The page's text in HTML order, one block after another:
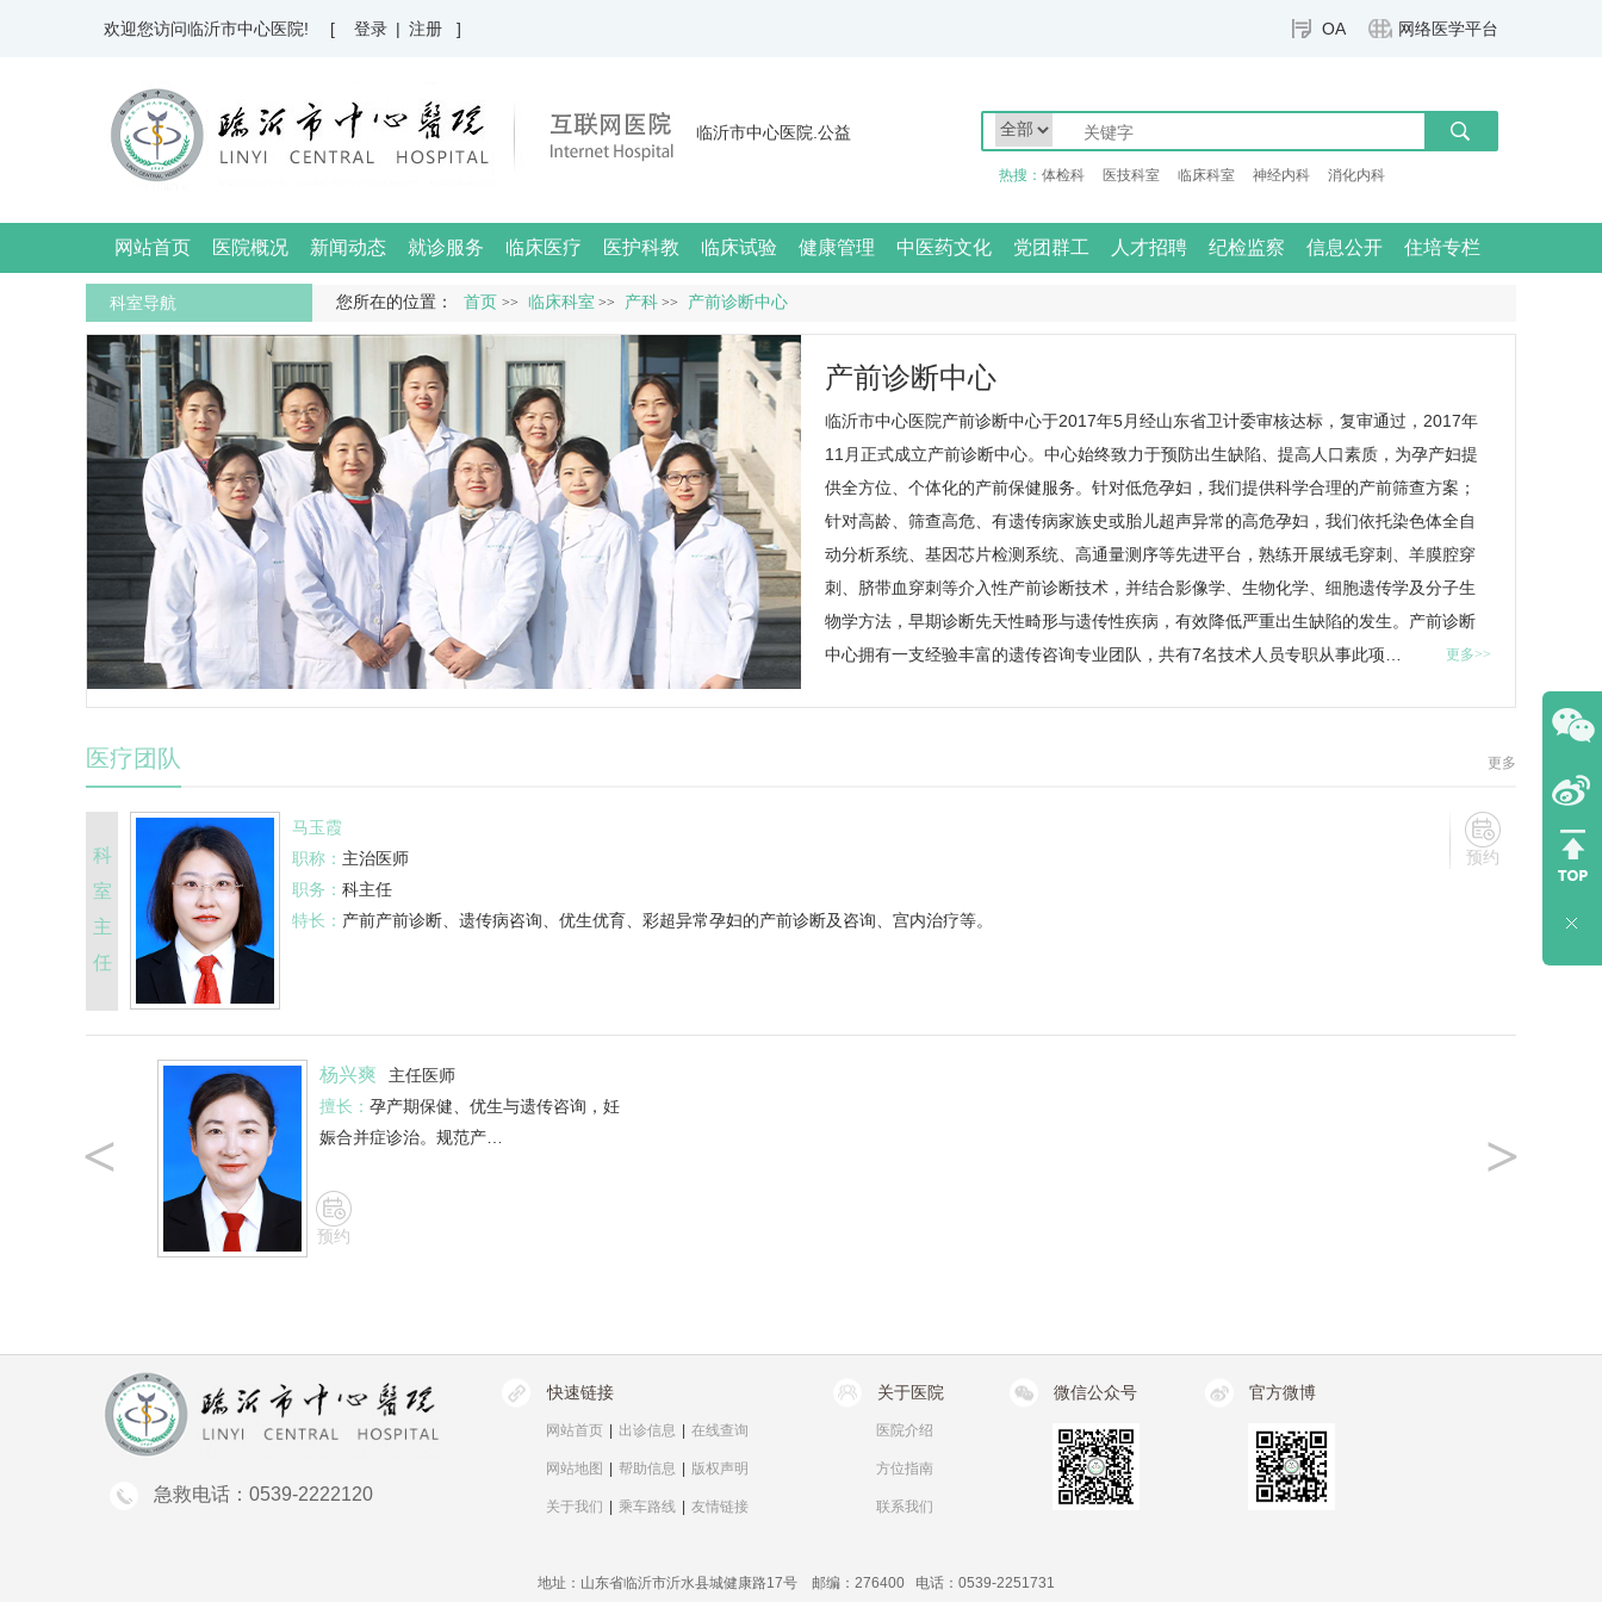
OA 网络医学平台
欢迎您访问临沂市中心医院! [ 登录 | 注册 ]
临沂市中心医院.公益
热搜： 体检科 医技科室 临床科室 神经内科 消化内科
网站首页 医院概况 新闻动态 就诊服务 临床医疗 医护科教 临床试验 健康管理 中医药文化 党团群工 人才招聘 纪检监察 信息公开 住培专栏
您所在的位置： 首页 >> 临床科室 >> 产科 >> 产前诊断中心
科室导航
产前诊断中心
临沂市中心医院产前诊断中心于2017年5月经山东省卫计委审核达标，复审通过，2017年
11月正式成立产前诊断中心。中心始终致力于预防出生缺陷、提高人口素质，为孕产妇提
供全方位、个体化的产前保健服务。针对低危孕妇，我们提供科学合理的产前筛查方案；
针对高龄、筛查高危、有遗传病家族史或胎儿超声异常的高危孕妇，我们依托染色体全自
动分析系统、基因芯片检测系统、高通量测序等先进平台，熟练开展绒毛穿刺、羊膜腔穿
刺、脐带血穿刺等介入性产前诊断技术，并结合影像学、生物化学、细胞遗传学及分子生
物学方法，早期诊断先天性畸形与遗传性疾病，有效降低严重出生缺陷的发生。产前诊断
中心拥有一支经验丰富的遗传咨询专业团队，共有7名技术人员专职从事此项…
更多>>
更多
医疗团队
科
室
主
任
马玉霞
职称： 主治医师
职务： 科主任
特长： 产前产前诊断、遗传病咨询、优生优育、彩超异常孕妇的产前诊断及咨询、宫内治疗等。
预约
杨兴爽
主任医师
擅长： 孕产期保健、优生与遗传咨询，妊
娠合并症诊治。规范产…
预约
< >
急救电话：0539-2222120
快速链接
网站首页 出诊信息 在线查询
网站地图 帮助信息 版权声明
关于我们 乘车路线 友情链接
关于医院
医院介绍
方位指南
联系我们
微信公众号 官方微博
地址：山东省临沂市沂水县城健康路17号 邮编：276400 电话：0539-2251731